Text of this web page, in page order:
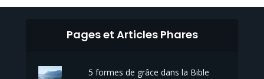
Pages et Articles Phares
5 formes de grâce dans la Bible